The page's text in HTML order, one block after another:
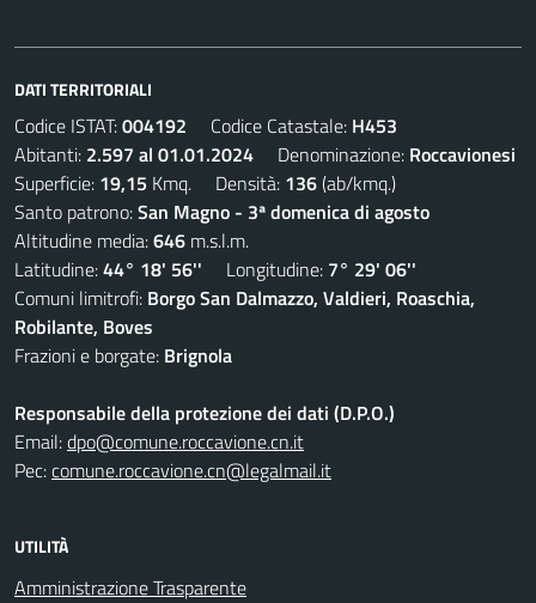
DATI TERRITORIALI
Codice ISTAT:004192 Codice Catastale: H453
Abitanti: 2.597 al 01.01.2024 Denominazione: Roccavionesi
Superficie: 19,15 Kmq. Densità: 136(ab/kmq.)
Santo patrono:San Magno - 3ª domenica di agosto
Altitudine media:646 m.s.l.m.
Latitudine:44° 18' 56'' Longitudine: 7° 29' 06''
Comuni limitrofi: Borgo San Dalmazzo, Valdieri, Roaschia,
Robilante, Boves
Frazioni e borgate: Brignola
Responsabile della protezione dei dati (D.P.O.)
Email:dpo@comune.roccavione.cn.it
Pec:comune.roccavione.cn@legalmail.it
UTILITÀ
Amministrazione Trasparente